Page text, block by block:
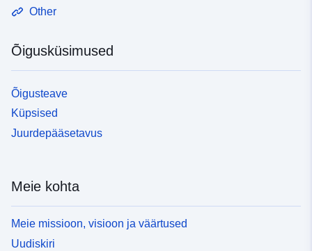
Other
Õigusküsimused
Õigusteave
Küpsised
Juurdepääsetavus
Meie kohta
Meie missioon, visioon ja väärtused
Uudiskiri